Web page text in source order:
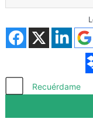
Recuérdame